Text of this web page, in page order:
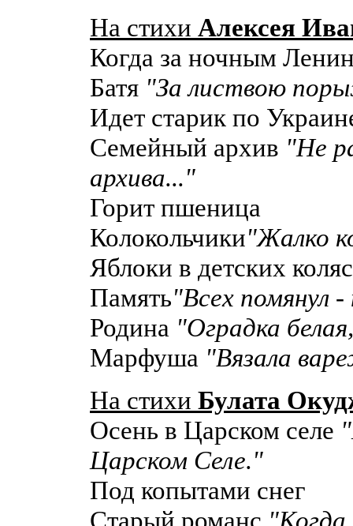
На стихи Алексея
Когда за ночным
Батя "За листвою
Идет старик по
Семейный архив "Не
архива..."
Горит пшеница
Колокольчики"Жалко
Яблоки в детских
Память"Всех помянул
Родина "Оградка
Марфуша "Вязала
На стихи Булата
Осень в Царском селе
Царском Селе."
Под копытами снег
Старый романс